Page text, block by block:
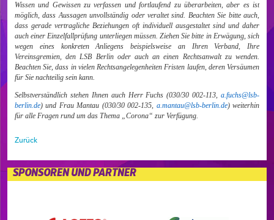
Wissen und Gewissen zu verfassen und fortlaufend zu überarbeiten, aber es ist
möglich, dass Aussagen unvollständig oder veraltet sind. Beachten Sie bitte auch,
dass gerade vertragliche Beziehungen oft individuell ausgestaltet sind und daher
auch einer Einzelfallprüfung unterliegen müssen. Ziehen Sie bitte in Erwägung, sich
wegen eines konkreten Anliegens beispielsweise an Ihren Verband, Ihre
Vereinsgremien, den LSB Berlin oder auch an einen Rechtsanwalt zu wenden.
Beachten Sie, dass in vielen Rechtsangelegenheiten Fristen laufen, deren Versäumen
für Sie nachteilig sein kann.
Selbstverständlich stehen Ihnen auch Herr Fuchs (030/30 002-113, a.fuchs@lsb-
berlin.de) und Frau Mantau (030/30 002-135, a.mantau@lsb-berlin.de) weiterhin
für alle Fragen rund um das Thema „Corona“ zur Verfügung.
Zurück
SPONSOREN UND PARTNER